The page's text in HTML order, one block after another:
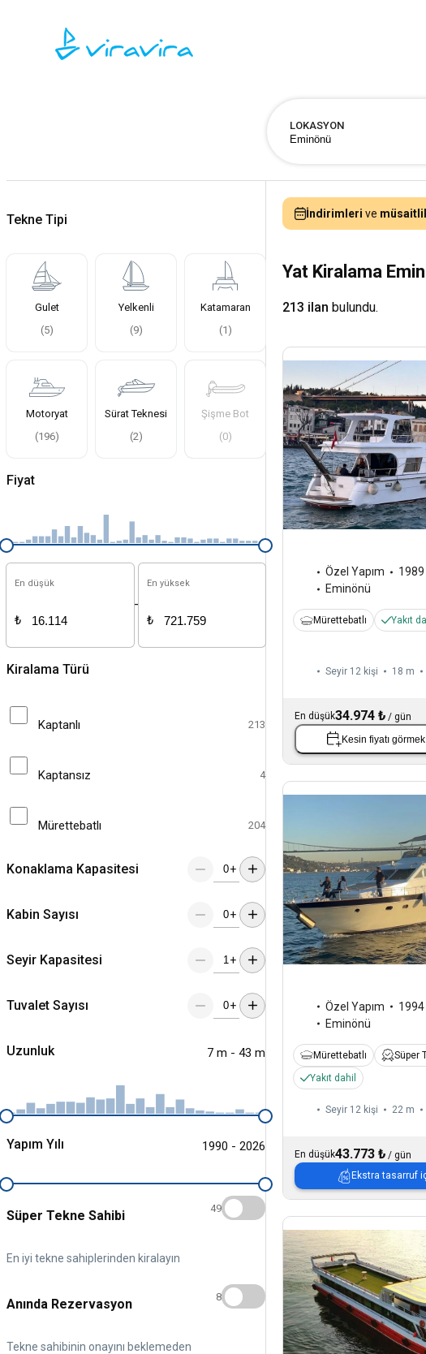
LOKASYON
Tekne Tipi
Gulet
(5)
Yelkenli
(9)
Katamaran
(1 )
Motoryat
(196)
Sürat Teknesi
(2)
Şişme Bot
(0)
Fiyat
En düşük
₺
-
En yüksek
₺
Kiralama Türü
Kaptanlı 213
Kaptansız 4
Mürettebatlı 204
Konaklama Kapasitesi +
Kabin Sayısı +
Seyir Kapasitesi +
Tuvalet Sayısı +
Uzunluk 7 m - 43 m
Yapım Yılı 1990 - 2026
Süper Tekne Sahibi
En iyi tekne sahiplerinden kiralayın
49
Anında Rezervasyon
Tekne sahibinin onayını beklemeden
8
İndirimleri ve
Yat Kiralama
213 ilan bulundu.
Özel Yapım
1989
Eminönü
Mürettebatlı Yakıt
Seyir 12 kişi 18 m
En düşük34.974 ₺ / gün
Kesin fiyatı
Özel Yapım
1994
Eminönü
Mürettebatlı
Süper
Yakıt dahil
Seyir 12 kişi 22 m
En düşük43.773 ₺ / gün
Ekstra tasarruf